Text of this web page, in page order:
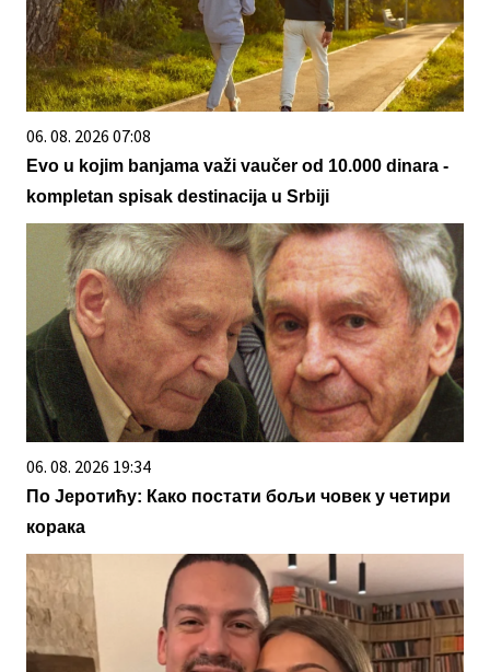
06. 08. 2026 07:08
Evo u kojim banjama važi vaučer od 10.000 dinara -
kompletan spisak destinacija u Srbiji
06. 08. 2026 19:34
По Јеротићу: Како постати бољи човек у четири
корака